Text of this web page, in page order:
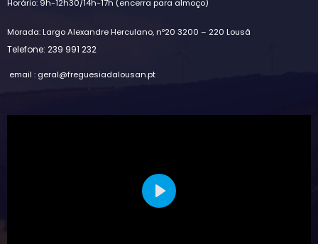
Horário: 9h-12h30/14h-17h (encerra para almoço)
Morada: Largo Alexandre Herculano, nº20 3200 – 220 Lousã
Telefone: 239 991 232
email : geral@freguesiadalousan.pt
Play